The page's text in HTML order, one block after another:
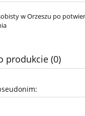
Cena nie
w Orzeszu po
produkcie (0)